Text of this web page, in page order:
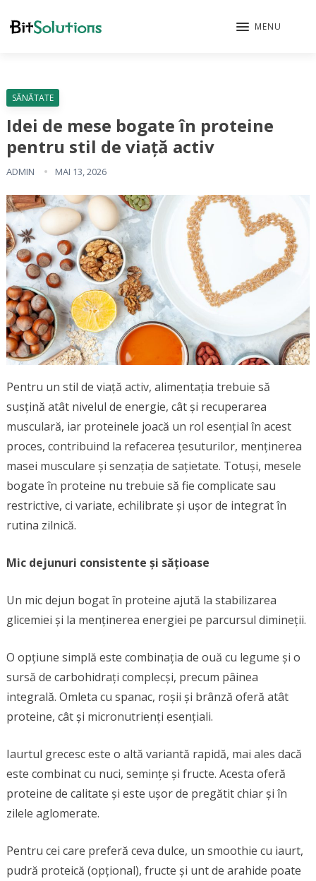
MENU
SĂNĂTATE
Idei de mese bogate în proteine
pentru stil de viață activ
ADMIN MAI 13, 2026
Pentru un stil de viață activ, alimentația trebuie să
susțină atât nivelul de energie, cât și recuperarea
musculară, iar proteinele joacă un rol esențial în acest
proces, contribuind la refacerea țesuturilor, menținerea
masei musculare și senzația de sațietate. Totuși, mesele
bogate în proteine nu trebuie să fie complicate sau
restrictive, ci variate, echilibrate și ușor de integrat în
rutina zilnică.
Mic dejunuri consistente și sățioase
Un mic dejun bogat în proteine ajută la stabilizarea
glicemiei și la menținerea energiei pe parcursul dimineții.
O opțiune simplă este combinația de ouă cu legume și o
sursă de carbohidrați complecși, precum pâinea
integrală. Omleta cu spanac, roșii și brânză oferă atât
proteine, cât și micronutrienți esențiali.
Iaurtul grecesc este o altă variantă rapidă, mai ales dacă
este combinat cu nuci, semințe și fructe. Acesta oferă
proteine de calitate și este ușor de pregătit chiar și în
zilele aglomerate.
Pentru cei care preferă ceva dulce, un smoothie cu iaurt,
pudră proteică (opțional), fructe și unt de arahide poate